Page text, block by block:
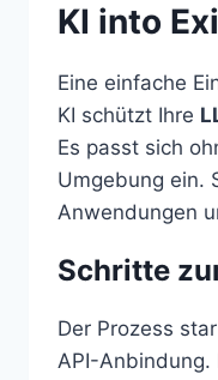
KI into
Eine einfache
KI schützt Ihre
Es passt sich
Umgebung ein.
Anwendungen
Schritte
Der Prozess
API-Anbindung.